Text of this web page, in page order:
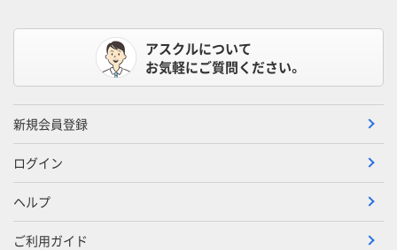
アスクルについて
お気軽にご質問ください。
新規会員登録
ログイン
ヘルプ
ご利用ガイド